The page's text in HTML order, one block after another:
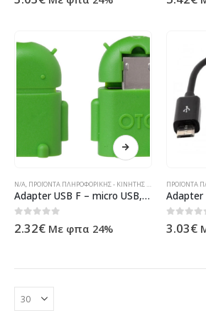
N/A ΠΡΟΪΌΝΤΑ ΠΛΗΡΟΦΟΡΙΚΉΣ - ΚΙΝΗΤΉΣ ΤΗΛΕΦΩΝΊΑΣ - ΗΛΕΚΤΡΟΝΙΚΆ
Adapter USB F – micro USB, OTG, Color – 14236
0out of 5
2.32€ Με φπα 24% 0 out of 5
3.03€